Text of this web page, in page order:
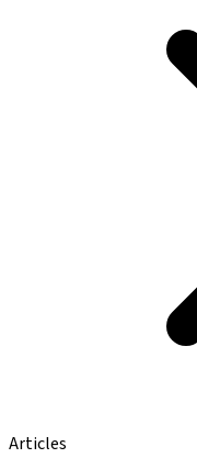
Articles